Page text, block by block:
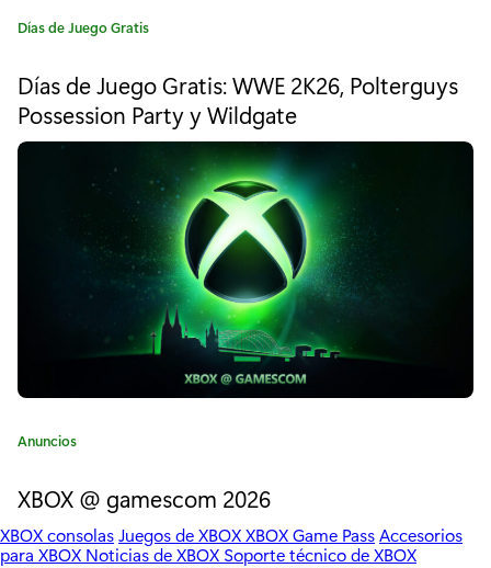
s
V
a
l
k
y
r
r
C
t
e
g
o
Días de Juego Gratis
Días de Juego Gratis: WWE 2K26, Polterguys
Possession Party y Wildgate
C
e
g
o
Anuncios
XBOX @ gamescom 2026
XBOX consolasJuegos de XBOXXBOX Game PassAccesorios
para XBOX Noticias de XBOX Soporte técnico de XBOX